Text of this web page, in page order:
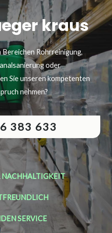
kraus
Bereichen Rohrreinigung,
oder
Sie unseren kompetenten
nehmen?
383 633
NACHHALTIGKEIT
SERVICE